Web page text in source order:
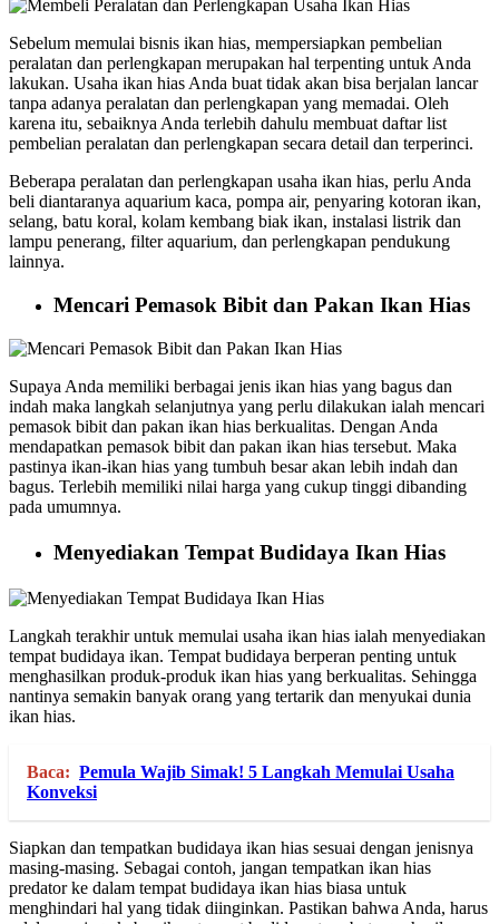
Sebelum memulai bisnis ikan hias, mempersiapkan pembelian
peralatan dan perlengkapan merupakan hal terpenting untuk Anda
lakukan. Usaha ikan hias Anda buat tidak akan bisa berjalan lancar
tanpa adanya peralatan dan perlengkapan yang memadai. Oleh
karena itu, sebaiknya Anda terlebih dahulu membuat daftar list
pembelian peralatan dan perlengkapan secara detail dan terperinci.
Beberapa peralatan dan perlengkapan usaha ikan hias, perlu Anda
beli diantaranya aquarium kaca, pompa air, penyaring kotoran ikan,
selang, batu koral, kolam kembang biak ikan, instalasi listrik dan
lampu penerang, filter aquarium, dan perlengkapan pendukung
lainnya.
Mencari Pemasok Bibit dan Pakan Ikan Hias
Supaya Anda memiliki berbagai jenis ikan hias yang bagus dan
indah maka langkah selanjutnya yang perlu dilakukan ialah mencari
pemasok bibit dan pakan ikan hias berkualitas. Dengan Anda
mendapatkan pemasok bibit dan pakan ikan hias tersebut. Maka
pastinya ikan-ikan hias yang tumbuh besar akan lebih indah dan
bagus. Terlebih memiliki nilai harga yang cukup tinggi dibanding
pada umumnya.
Menyediakan Tempat Budidaya Ikan Hias
Langkah terakhir untuk memulai usaha ikan hias ialah menyediakan
tempat budidaya ikan. Tempat budidaya berperan penting untuk
menghasilkan produk-produk ikan hias yang berkualitas. Sehingga
nantinya semakin banyak orang yang tertarik dan menyukai dunia
ikan hias.
Baca: Pemula Wajib Simak! 5 Langkah Memulai Usaha
Konveksi
Siapkan dan tempatkan budidaya ikan hias sesuai dengan jenisnya
masing-masing. Sebagai contoh, jangan tempatkan ikan hias
predator ke dalam tempat budidaya ikan hias biasa untuk
menghindari hal yang tidak diinginkan. Pastikan bahwa Anda, harus